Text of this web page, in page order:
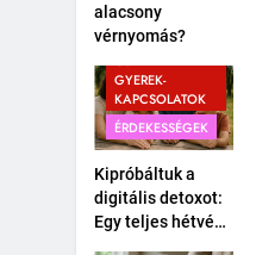
alacsony
vérnyomás?
GYEREK-
KAPCSOLATOK
ÉRDEKESSÉGEK
Kipróbáltuk a
digitális detoxot:
Egy teljes hétvége